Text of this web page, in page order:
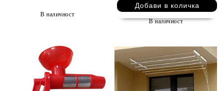
В наличност
В наличност